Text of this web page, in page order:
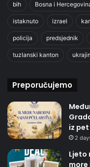
bih Bosna i
istaknuto izrael
policija predsjednik
tuzlanski kanton
Preporučujemo
iz
2
Ljeto
more